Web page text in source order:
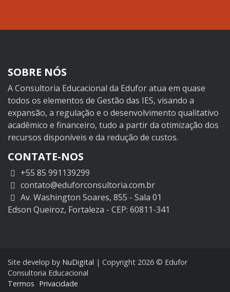
SOBRE NÓS
A Consultoria Educacional da Edufor atua em quase
todos os elementos de Gestão das IES, visando a
expansão, a regulação e o desenvolvimento qualitativo
acadêmico e financeiro, tudo a partir da otimização dos
recursos disponíveis e da redução de custos.
CONTATE-NOS
+55 85 991139299
contato@eduforconsultoria.com.br
Av. Washington Soares, 855 - Sala 01
Edson Queiroz, Fortaleza - CEP: 60811-341
Site develop by NuDigital | Copyright 2026 © Edufor
Consultoria Educacional
Termos Privacidade